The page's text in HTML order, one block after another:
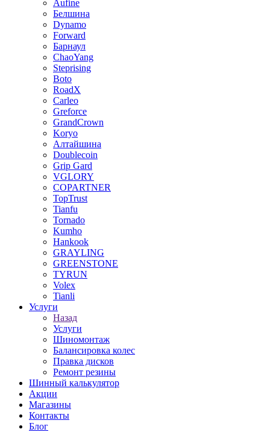
Aufine
Белшина
Dynamo
Forward
Барнаул
ChaoYang
Steprising
Boto
RoadX
Carleo
Greforce
GrandCrown
Koryo
Алтайшина
Doublecoin
Grip Gard
VGLORY
COPARTNER
TopTrust
Tianfu
Tornado
Kumho
Hankook
GRAYLING
GREENSTONE
TYRUN
Volex
Tianli
Услуги
Назад
Услуги
Шиномонтаж
Балансировка колес
Правка дисков
Ремонт резины
Шинный калькулятор
Акции
Магазины
Контакты
Блог